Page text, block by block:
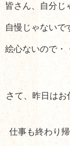
皆さん、自分じ
自慢じゃないで
絵心ないので・
さ て、昨日はお
仕事も終わり